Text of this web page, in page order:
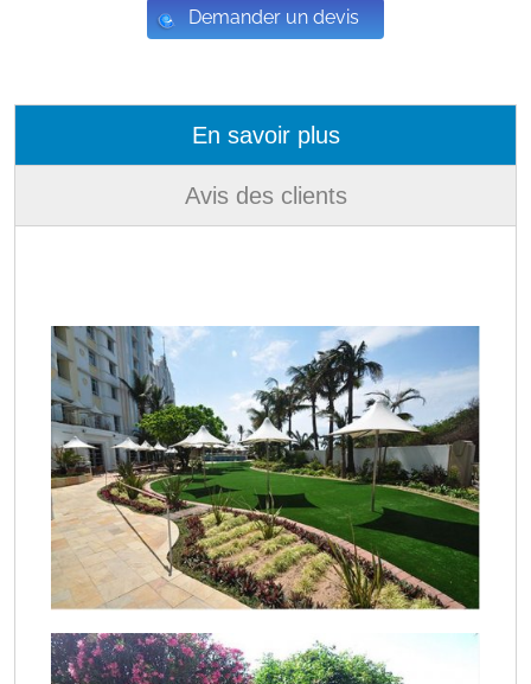
Demander un devis
En savoir plus
Avis des clients